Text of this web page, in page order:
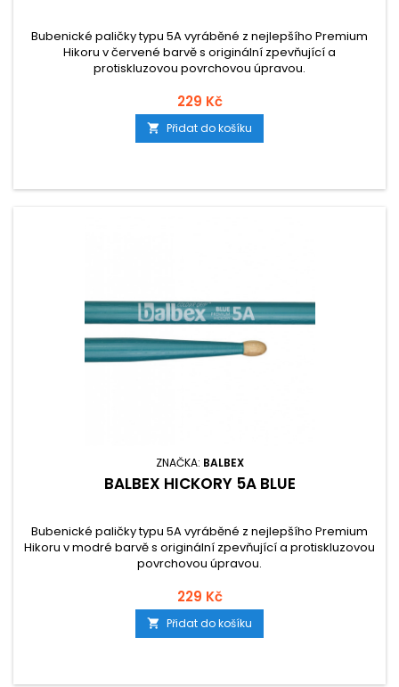
Bubenické paličky typu 5A vyráběné z nejlepšího Premium
Hikoru v červené barvě s originální zpevňující a
protiskluzovou povrchovou úpravou.
229 Kč
 Přidat do košíku
ZNAČKA: BALBEX
BALBEX HICKORY 5A BLUE
Bubenické paličky typu 5A vyráběné z nejlepšího Premium
Hikoru v modré barvě s originální zpevňující a protiskluzovou
povrchovou úpravou.
229 Kč
 Přidat do košíku